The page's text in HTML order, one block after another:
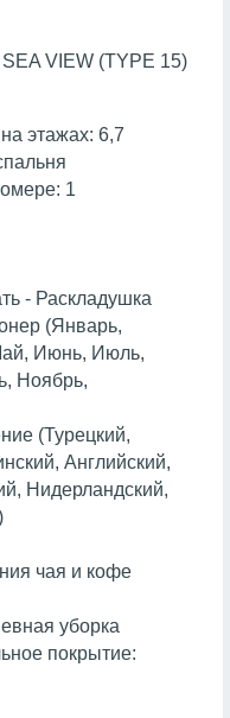
VIEW (TYPE 15)
этажах: 6,7
1
- Раскладушка
(Январь,
Июнь, Июль,
Ноябрь,
(Турецкий,
Английский,
Нидерландский,
чая и кофе
уборка
покрытие: